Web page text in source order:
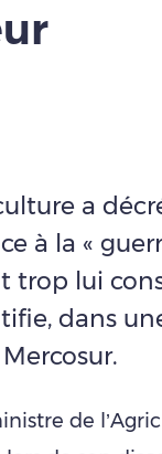
a
à la «
trop lui
dans
de